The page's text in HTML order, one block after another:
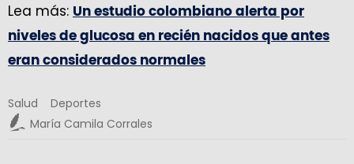
Lea más: Un estudio colombiano alerta por
niveles de glucosa en recién nacidos que antes
eran considerados normales
Salud
Deportes
María Camila Corrales